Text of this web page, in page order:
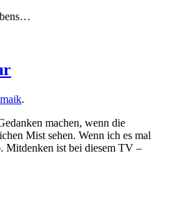
maik.
machen, wenn die
Mist sehen. Wenn ich es mal
Mitdenken ist bei diesem TV –